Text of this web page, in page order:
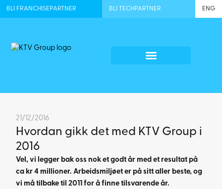
BLI FRANCHISEPARTNER BLI TECHPARTNER ENG
21/12/2016
Hvordan gikk det med KTV Group i
2016
Vel, vi legger bak oss nok et godt år med et resultat på
ca kr 4 millioner. Arbeidsmiljøet er på sitt aller beste, og
vi må tilbake til 2011 for å finne tilsvarende år.